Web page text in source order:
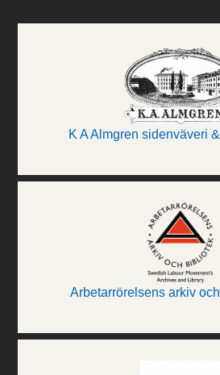
K A Almgren sidenväveri
Arbetarrörelsens arkiv